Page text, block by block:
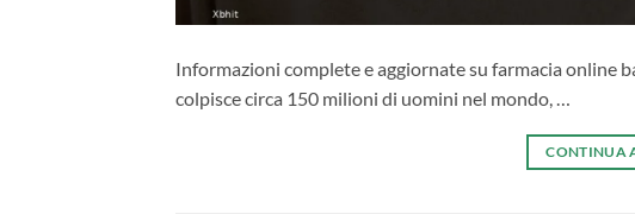
Informazioni complete e aggiornate su farmacia online
colpisce circa 150 milioni di uomini nel mondo, …
CONTINUA